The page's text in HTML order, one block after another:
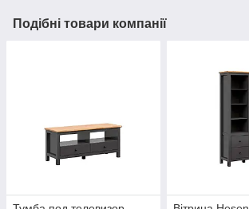
Подібні товари компанії